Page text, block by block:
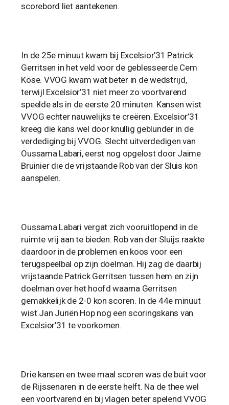
scorebord liet aantekenen.
In de 25e minuut kwam bij Excelsior’31 Patrick
Gerritsen in het veld voor de geblesseerde Cem
Köse. VVOG kwam wat beter in de wedstrijd,
terwijl Excelsior’31 niet meer zo voortvarend
speelde als in de eerste 20 minuten. Kansen wist
VVOG echter nauwelijks te creëren. Excelsior’31
kreeg die kans wel door knullig geblunder in de
verdediging bij VVOG. Slecht uitverdedigen van
Oussama Labari, eerst nog opgelost door Jaime
Bruinier die de vrijstaande Rob van der Sluis kon
aanspelen.
Oussama Labari vergat zich vooruitlopend in de
ruimte vrij aan te bieden. Rob van der Sluijs raakte
daardoor in de problemen en koos voor een
terugspeelbal op zijn doelman. Hij zag de daarbij
vrijstaande Patrick Gerritsen tussen hem en zijn
doelman over het hoofd waarna Gerritsen
gemakkelijk de 2-0 kon scoren. In de 44e minuut
wist Jan Juriën Hop nog een scoringskans van
Excelsior’31 te voorkomen.
Drie kansen en twee maal scoren was de buit voor
de Rijssenaren in de eerste helft. Na de thee wel
een voortvarend en bij vlagen beter spelend VVOG